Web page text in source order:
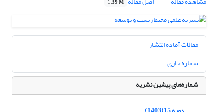
1.39 M
مقالات آماده انتشار
شماره جاری
شماره‌های پیشین نشریه